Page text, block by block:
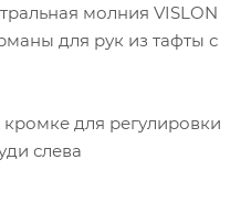
молния VISLON
для рук из тафты с
для регулировки
слева